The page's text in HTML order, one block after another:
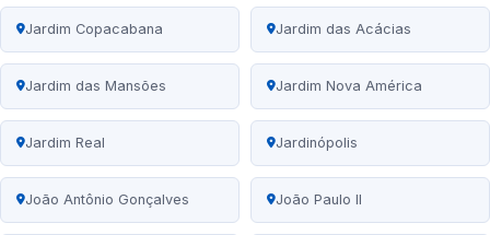
Jardim Copacabana Jardim das Acácias
Jardim das Mansões Jardim Nova América
Jardim Real Jardinópolis
João Antônio Gonçalves João Paulo II